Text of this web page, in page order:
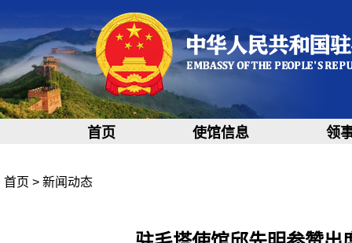
首页 使馆信息 领
首页 > 新闻动态